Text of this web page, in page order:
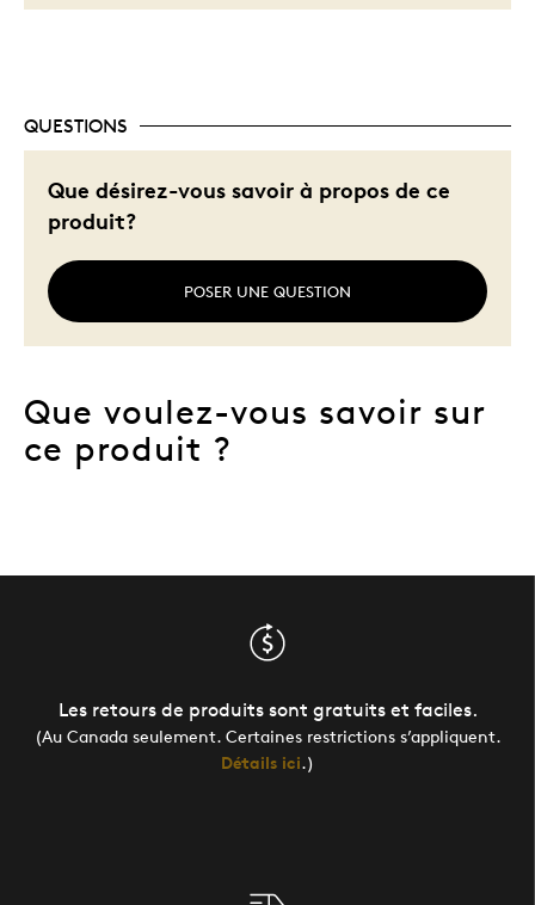
QUESTIONS
Que désirez-vous savoir à propos de ce
produit?
POSER UNE QUESTION
Que voulez-vous savoir sur
ce produit ?
Les retours de produits sont gratuits et faciles.
(Au Canada seulement. Certaines restrictions s’appliquent.
Détails ici.)